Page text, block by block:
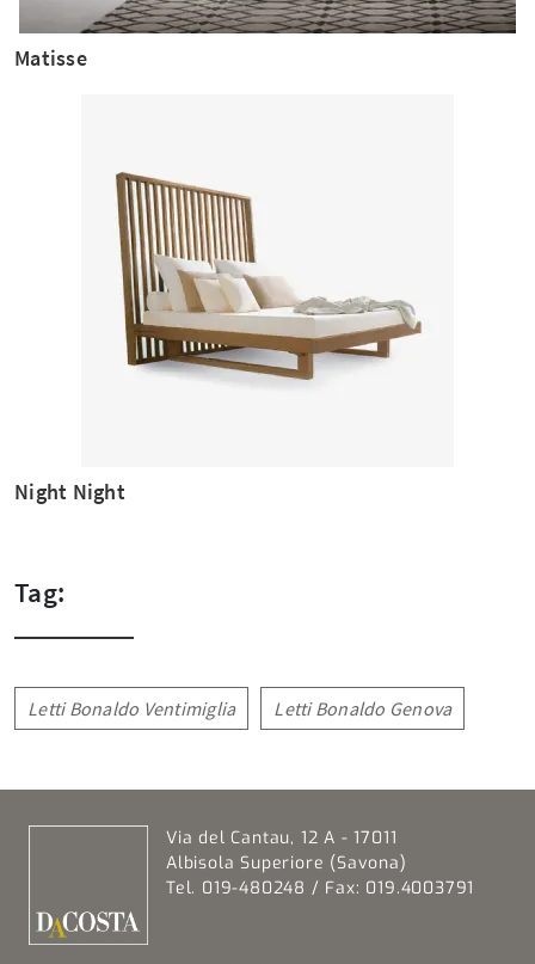
Matisse
Night Night
Tag:
Letti Bonaldo Ventimiglia Letti Bonaldo Genova
Via del Cantau, 12 A - 17011
Albisola Superiore (Savona)
Tel. 019-480248 / Fax: 019.4003791